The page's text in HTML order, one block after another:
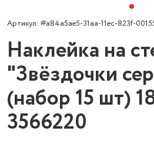
Артикул: #a84a5ae5-31aa-11ec-823f-
Наклейка на
"Звёздочки
(набор 15 шт)
3566220